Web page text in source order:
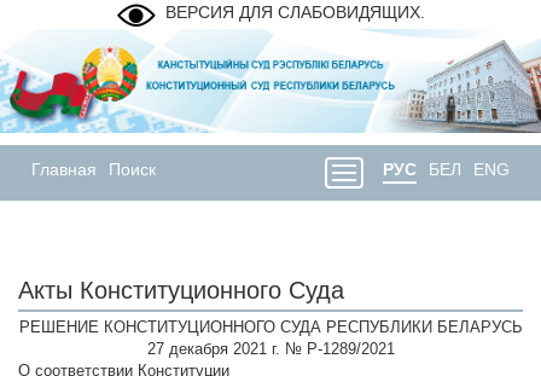
ВЕРСИЯ ДЛЯ СЛАБОВИДЯЩИХ.
Главная Поиск РУС БЕЛ ENG
Акты Конституционного Суда
РЕШЕНИЕ КОНСТИТУЦИОННОГО СУДА РЕСПУБЛИКИ БЕЛАРУСЬ
27 декабря 2021 г. № Р-1289/2021
О соответствии Конституции